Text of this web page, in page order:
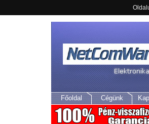
ATC-277MM-SC
Főoldal Cégünk